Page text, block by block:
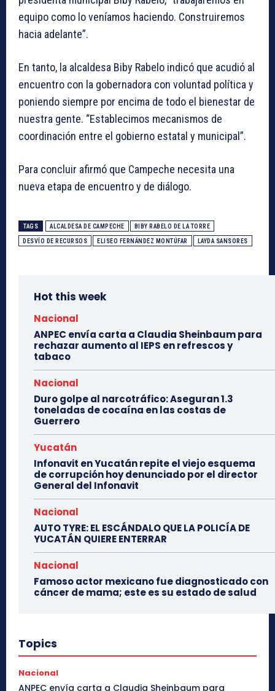
equipo como lo veníamos haciendo. Construiremos
hacia adelante”.
En tanto, la alcaldesa Biby Rabelo indicó que acudió al
encuentro con la gobernadora con voluntad política y
poniendo siempre por encima de todo el bienestar de
nuestra gente. “Establecimos mecanismos de
coordinación entre el gobierno estatal y municipal”.
Para concluir afirmó que Campeche necesita una
nueva etapa de encuentro y de diálogo.
TAGS ALCALDESA DE CAMPECHE BIBY RABELO DE LA TORRE
DESVÍO DE RECURSOS ELISEO FERNÁNDEZ MONTÚFAR LAYDA SANSORES
Hot this week
Nacional
ANPEC envía carta a Claudia Sheinbaum para
rechazar aumento al IEPS en refrescos y
tabaco
Nacional
Duro golpe al narcotráfico: Aseguran 1.3
toneladas de cocaína en las costas de
Guerrero
Yucatán
Infonavit en Yucatán repite el viejo esquema
de corrupción hoy denunciado por el director
General del Infonavit
Nacional
AUTO TYRE: EL ESCÁNDALO QUE LA POLICÍA DE
YUCATÁN QUIERE ENTERRAR
Nacional
Famoso actor mexicano fue diagnosticado con
cáncer de mama; este es su estado de salud
Topics
Nacional
ANPEC envía carta a Claudia Sheinbaum para